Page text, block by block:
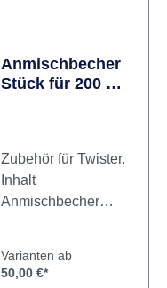
Anmischbecher
Stück für 200 ml
Zubehör für Twister.
Inhalt
Anmischbecher
Varianten ab
50,00 €*